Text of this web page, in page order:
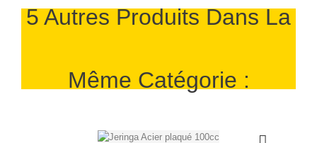
5 Autres Produits Dans La
Même Catégorie :